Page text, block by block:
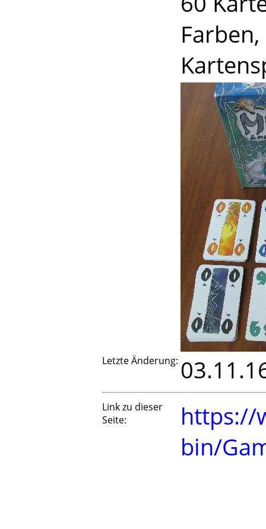
Letzte Änderung:
Link zu dieser
Seite:
https://
bin/